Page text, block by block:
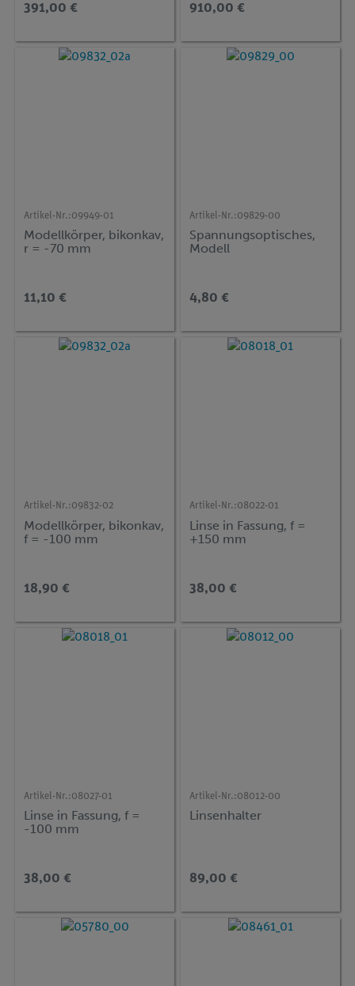
391,00 € 910,00 €
Artikel-Nr.:09949-01
Modellkörper, bikonkav,
r = -70 mm
11,10 €
Artikel-Nr.:09829-00
Spannungsoptisches,
Modell
4,80 €
Artikel-Nr.:09832-02
Modellkörper, bikonkav,
f = -100 mm
18,90 €
Artikel-Nr.:08022-01
Linse in Fassung, f =
+150 mm
38,00 €
Artikel-Nr.:08027-01
Linse in Fassung, f =
-100 mm
38,00 €
Artikel-Nr.:08012-00
Linsenhalter
89,00 €